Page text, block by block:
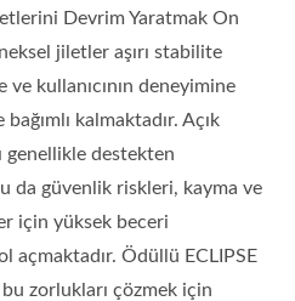
Devrim Yaratmak On
jiletler aşırı stabilite
kullanıcının deneyimine
kalmaktadır. Açık
genellikle destekten
da güvenlik riskleri, kayma ve
için yüksek beceri
açmaktadır. Ödüllü ECLIPSE
zorlukları çözmek için